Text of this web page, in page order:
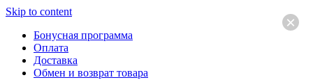
Skip to content
Бонусная программа
Оплата
Доставка
Обмен и возврат товара
×